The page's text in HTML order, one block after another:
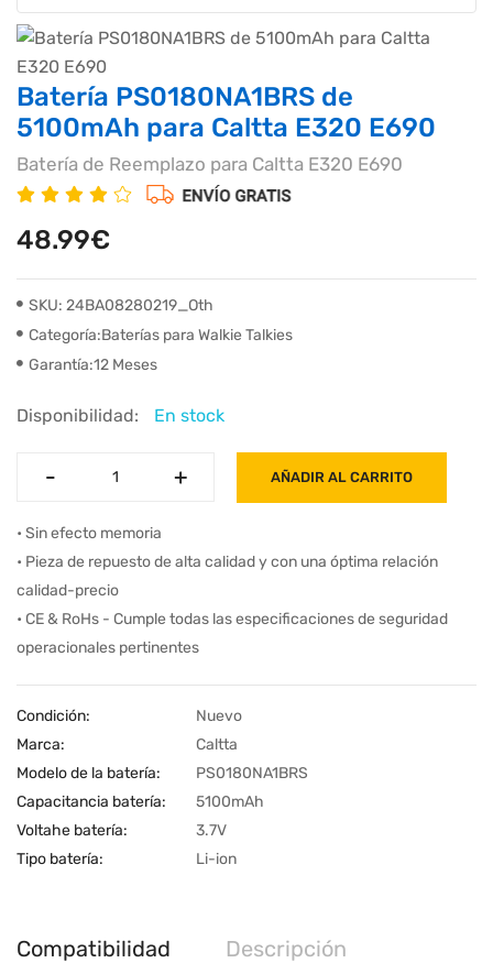
Batería PS0180NA1BRS de
5100mAh para Caltta E320 E690
Batería de Reemplazo para Caltta E320 E690
48.99€
SKU: 24BA08280219_Oth
Categoría:Baterías para Walkie Talkies
Garantía:12 Meses
Disponibilidad: En stock
- +
- + AÑADIR AL CARRITO
• Sin efecto memoria
• Pieza de repuesto de alta calidad y con una óptima relación
calidad-precio
• CE & RoHs - Cumple todas las especificaciones de seguridad
operacionales pertinentes
Condición:
Nuevo
Marca:
Caltta
Modelo de la batería:
PS0180NA1BRS
Capacitancia batería:
5100mAh
Voltahe batería:
3.7V
Tipo batería:
Li-ion
Compatibilidad Descripción